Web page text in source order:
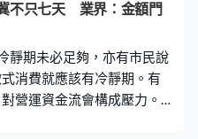
不只七天 業界：金額門
靜期未必足夠，亦有市民說
消費就應該有冷靜期。有
營運資金流會構成壓力。